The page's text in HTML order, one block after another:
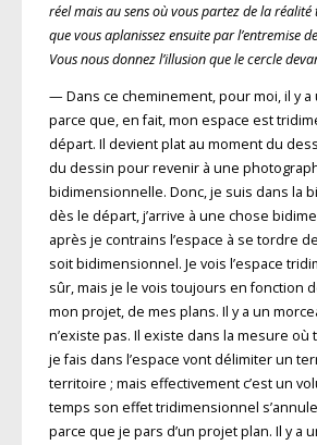
réel mais au sens où vous partez de la
que vous aplanissez ensuite par l’entremise
Vous nous donnez l’illusion que le cercle
— Dans ce cheminement, pour moi, il y
parce que, en fait, mon espace est
départ. Il devient plat au moment du
du dessin pour revenir à une
bidimensionnelle. Donc, je suis dans la
dès le départ, j’arrive à une chose
après je contrains l’espace à se tordre
soit bidimensionnel. Je vois l’espace
sûr, mais je le vois toujours en fonction
mon projet, de mes plans. Il y a un
n’existe pas. Il existe dans la mesure où
je fais dans l’espace vont délimiter un
territoire ; mais effectivement c’est un
temps son effet tridimensionnel
parce que je pars d’un projet plan. Il y a